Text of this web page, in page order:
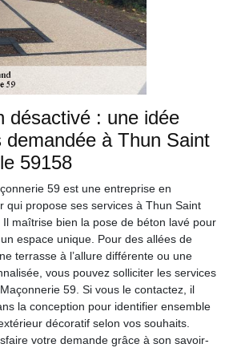
désactivé : une idée
demandée à Thun Saint
59158
59 est une entreprise en
qui propose ses services à Thun Saint
maîtrise bien la pose de béton lavé pour
espace unique. Pour des allées de
terrasse à l’allure différente ou une
vous pouvez solliciter les services
59. Si vous le contactez, il
la conception pour identifier ensemble
décoratif selon vos souhaits.
votre demande grâce à son savoir-